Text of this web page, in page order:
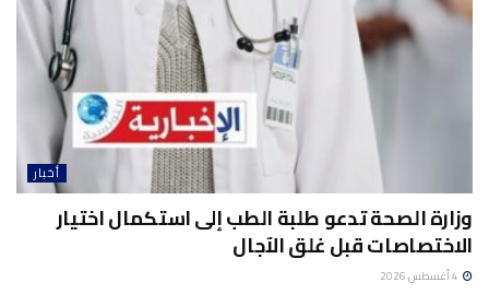
أخبار
وزارة الصحة تدعو طلبة الطب إلى استكمال اختيار
الاختصاصات قبل غلق الآجال